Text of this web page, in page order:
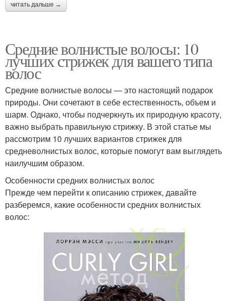
читать дальше →
Средние волнистые волосы: 10
лучших стрижек для вашего типа
волос
Средние волнистые волосы — это настоящий подарок
природы. Они сочетают в себе естественность, объем и
шарм. Однако, чтобы подчеркнуть их природную красоту,
важно выбрать правильную стрижку. В этой статье мы
рассмотрим 10 лучших вариантов стрижек для
средневолнистых волос, которые помогут вам выглядеть
наилучшим образом.
Особенности средних волнистых волос
Прежде чем перейти к описанию стрижек, давайте
разберемся, какие особенности средних волнистых
волос: